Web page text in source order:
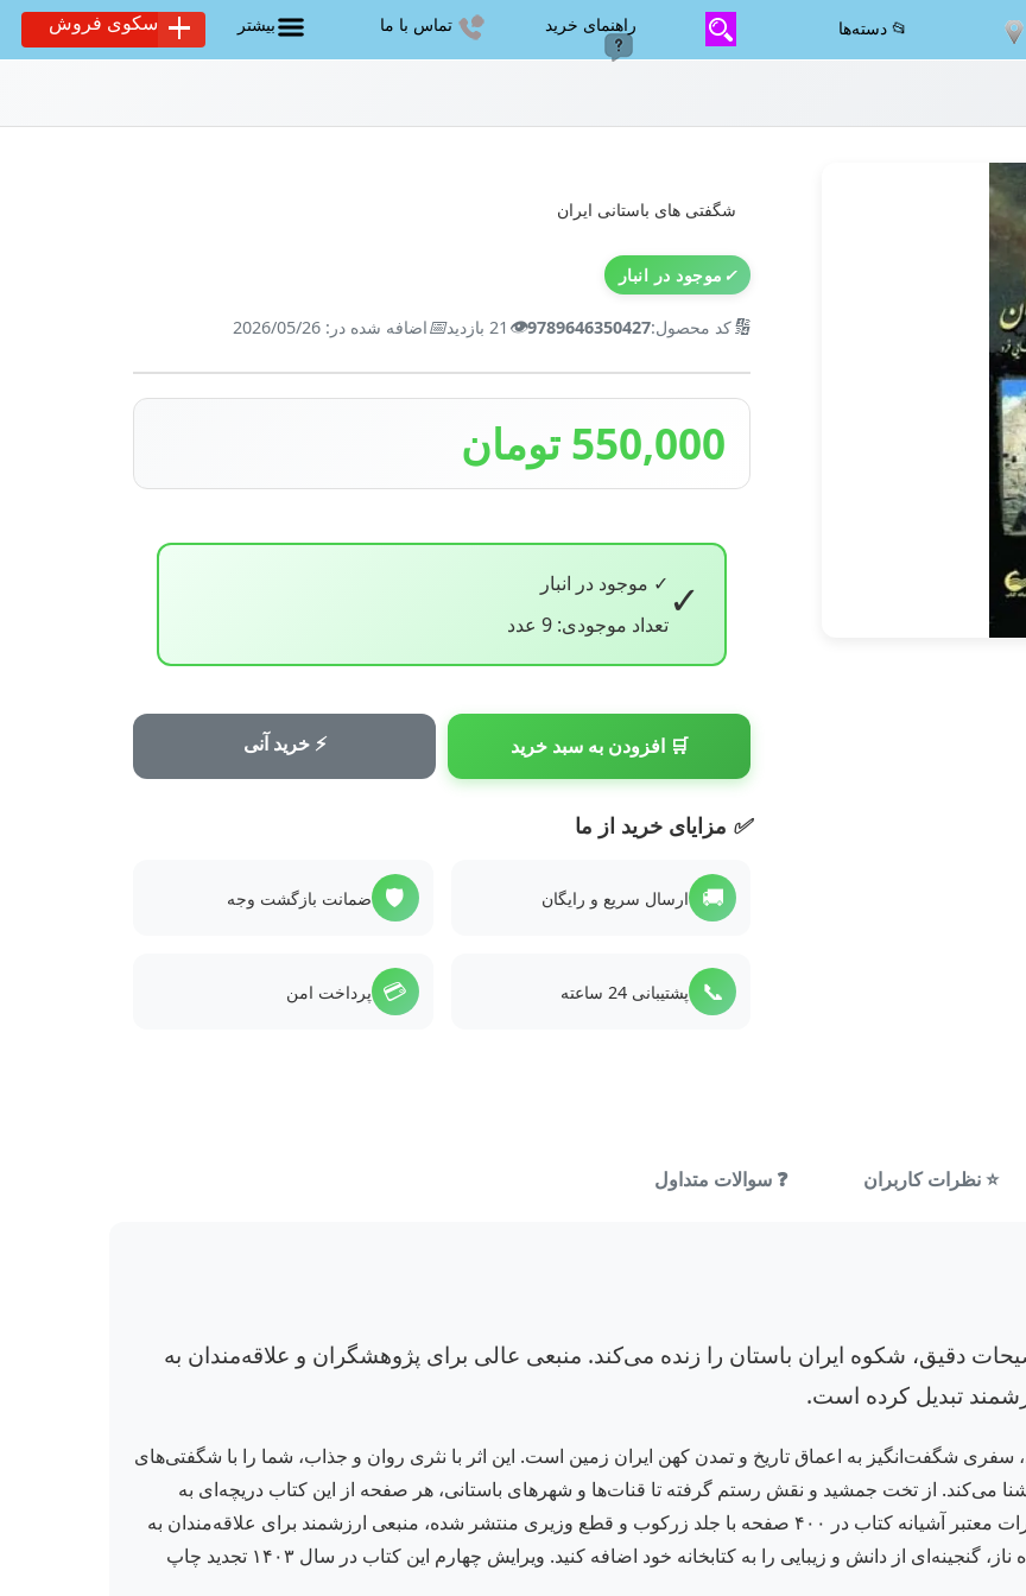
📂 دسته‌ها راهنمای خرید تماس با ما بیشتر سکوی فروش
شگفتی های باستانی ایران
✓ موجود در انبار
🔢کد محصول:9789646350427
👁️ 21 بازدید 📅اضافه شده در: 2026/05/26
550,000 تومان
✓ ✓ موجود در انبار
تعداد موجودی: 9 عدد
🛒 افزودن به سبد خرید ⚡ خرید آنی
✅ مزایای خرید از ما
🚚 ارسال سریع و رایگان 🛡️ ضمانت بازگشت وجه
📞 پشتیبانی 24 ساعته 💳 پرداخت امن
⭐ نظرات کاربران ❓ سوالات متداول
دقیق، شکوه ایران باستان را زنده می‌کند. منبعی عالی برای پژوهشگران و علاقه‌مندان به
تبدیل کرده است.
شگفت‌انگیز به اعماق تاریخ و تمدن کهن ایران زمین است. این اثر با نثری روان و جذاب، شما را با شگفتی‌های
می‌کند. از تخت جمشید و نقش رستم گرفته تا قنات‌ها و شهرهای باستانی، هر صفحه از این کتاب دریچه‌ای به
دنیایی از شگفتی و افتخار است. این کتاب که توسط انتشارات معتبر آشیانه کتاب در ۴۰۰ صفحه با جلد زرکوب و قطع وزیری منتشر شده، منبعی ارزشمند برای علاقه‌مندان به
تاریخ و جغرافیای ایران است. با خرید این کتاب از فروشگاه ناز، گنجینه‌ای از دانش و زیبایی را به کتابخانه خود اضافه کنید. ویرایش چهارم این کتاب در سال ۱۴۰۳ تجدید چاپ